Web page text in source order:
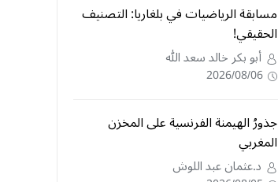
مسابقة الرياضيات في بلغاريا: التصنيف
الحقيقي!
أبو بكر خالد سعد الله
2026/08/06
جذورُ الهيمنة الفرنسية على المخزن
المغربي
د.عثمان عبد اللوش